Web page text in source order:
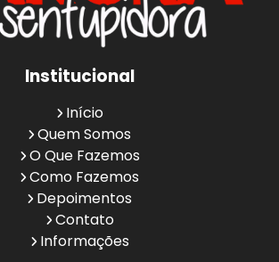
Institucional
Início
Quem Somos
O Que Fazemos
Como Fazemos
Depoimentos
Contato
Informações